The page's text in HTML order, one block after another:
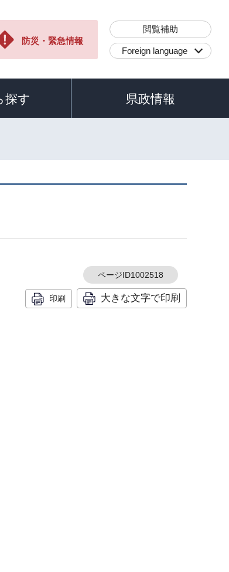
防災・緊急情報
閲覧補助
Foreign language
探す 県政情報
ページID1002518
印刷 大きな文字で印刷